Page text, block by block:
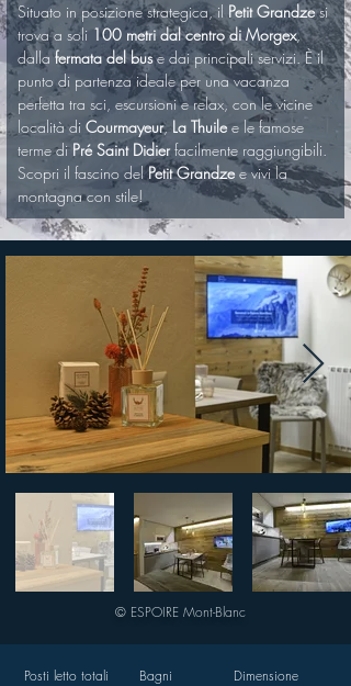
Situato in posizione strategica, il Petit Grandze si
trova a soli 100 metri dal centro di Morgex,
dalla fermata del bus e dai principali servizi. È il
punto di partenza ideale per una vacanza
perfetta tra sci, escursioni e relax, con le vicine
località di Courmayeur, La Thuile e le famose
terme di Pré Saint Didier facilmente raggiungibili.
Scopri il fascino del Petit Grandze e vivi la
montagna con stile!
© ESPOIRE Mont-Blanc
Posti letto totali Bagni Dimensione